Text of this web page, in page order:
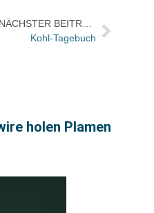
Kohl-Tagebuch
holen Plamen